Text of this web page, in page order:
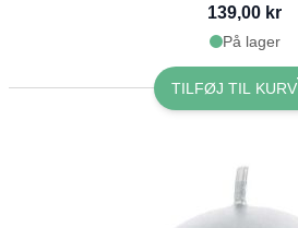
139,00 kr
På lager
TILFØJ TIL KURV